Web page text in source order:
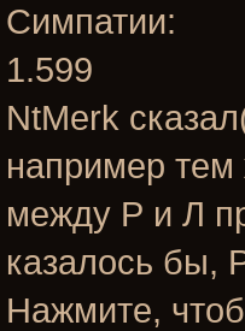
Симпатии:
1.599
NtMerk
например
между Р и Л
казалось бы,
Нажмите,